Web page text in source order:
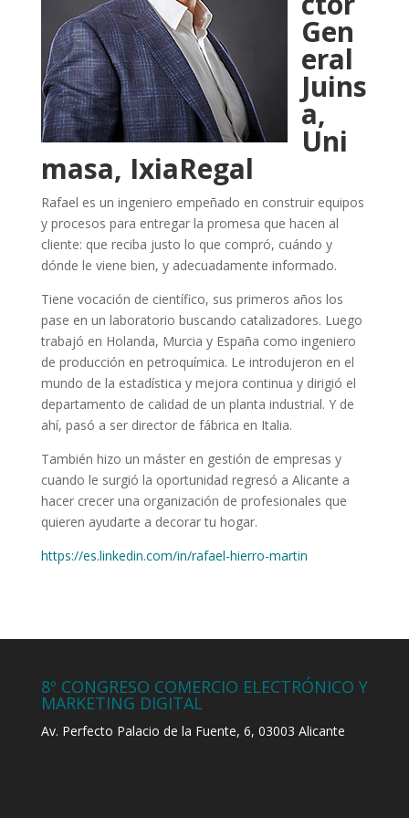
Gen
eral
Juins
a,
Uni
masa, IxiaRegal
Rafael es un ingeniero empeñado en construir equipos
y procesos para entregar la promesa que hacen al
cliente: que reciba justo lo que compró, cuándo y
dónde le viene bien, y adecuadamente informado.
Tiene vocación de científico, sus primeros años los
pase en un laboratorio buscando catalizadores. Luego
trabajó en Holanda, Murcia y España como ingeniero
de producción en petroquímica. Le introdujeron en el
mundo de la estadística y mejora continua y dirigió el
departamento de calidad de un planta industrial. Y de
ahí, pasó a ser director de fábrica en Italia.
También hizo un máster en gestión de empresas y
cuando le surgió la oportunidad regresó a Alicante a
hacer crecer una organización de profesionales que
quieren ayudarte a decorar tu hogar.
https://es.linkedin.com/in/rafael-hierro-martin
8º CONGRESO COMERCIO ELECTRÓNICO Y
MARKETING DIGITAL
Av. Perfecto Palacio de la Fuente, 6, 03003 Alicante